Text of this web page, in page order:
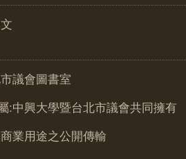
議會圖書室
:中興大學暨台北市議會共同擁有
業用途之公開傳輸